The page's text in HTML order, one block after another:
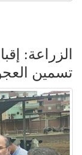
الزراعة:
تسمين